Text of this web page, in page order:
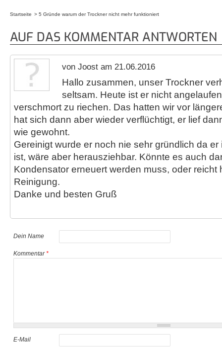
Startseite 5 Gründe warum der Trockner nicht mehr funktioniert
AUF DAS KOMMENTAR ANTWORTEN
von Joost am 21.06.2016
Hallo zusammen, unser Trockner
seltsam. Heute ist er nicht
verschmort zu riechen. Das hatten wir vor
hat sich dann aber wieder verflüchtigt, er lief
wie gewohnt.
Gereinigt wurde er noch nie sehr gründlich da
ist, wäre aber herausziehbar. Könnte es auch
Kondensator erneuert werden muss, oder reicht
Reinigung.
Danke und besten Gruß
Dein Name
Kommentar*
E-Mail